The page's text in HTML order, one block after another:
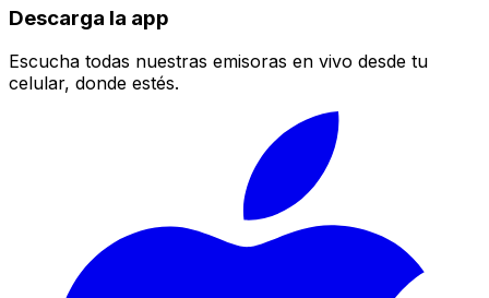
Descarga la app
Escucha todas nuestras emisoras en vivo desde tu
celular, donde estés.